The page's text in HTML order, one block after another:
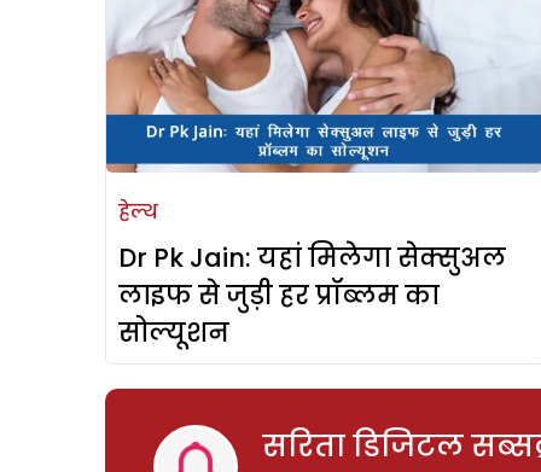
हेल्थ
Dr Pk Jain: यहां मिलेगा सेक्सुअल
लाइफ से जुड़ी हर प्रॉब्लम का
सोल्यूशन
सरिता डिजिटल